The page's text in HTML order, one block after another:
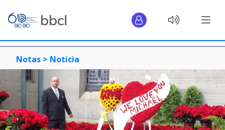
Notas > Noticia